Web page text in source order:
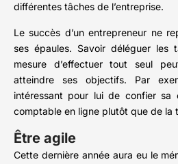
différentes tâches de l’entreprise.
Le succès d’un entrepreneur ne
ses épaules. Savoir déléguer les
mesure d’effectuer tout seul
atteindre ses objectifs. Par
intéressant pour lui de confier sa
comptable en ligne plutôt que de la
Être agile
Cette dernière année aura eu le